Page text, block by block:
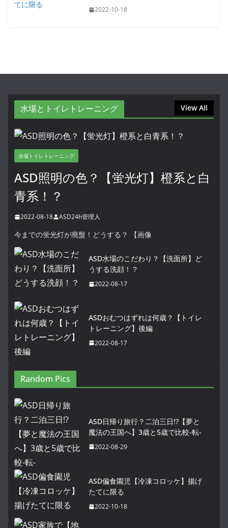
2022-10-18
水場とトイレトレーニング View All
水場トイレトレーニング
ASD照明の色？【蛍光灯】橙系と白
青系！？
2022-08-18 ASD24h管理人
今までの蛍光灯が廃盤！どうする？ 【画像
ASD水場のこだわり？【洗面所】ど
うする洗顔！？
2022-08-17
ASDおむつはずれは何歳？【トイレ
トレーニング】後編
2022-08-17
Random Pics
ASD日帰り旅行？二泊三日!?【夢と
魔法の王国へ】3歳と5歳で比較-転-
2022-08-29
ASD偏食園児【冷凍コロッケ】揚げ
たてに限る
2022-10-18